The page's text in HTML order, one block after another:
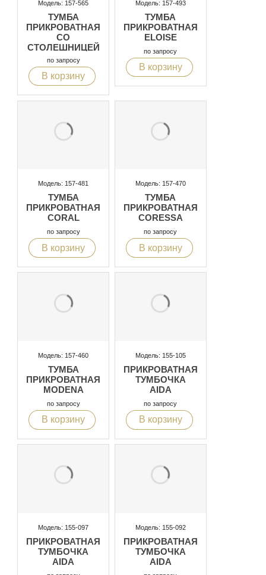
Модель: 157-565
ТУМБА
ПРИКРОВАТНАЯ
СО
СТОЛЕШНИЦЕЙ
ИЗ СТЕКЛА С
ЭФФЕКТОМ
МРАМОРА, С
ПОДСВЕТКОЙ
по запросу
В корзину
Модель: 157-493
ТУМБА
ПРИКРОВАТНАЯ
ELOISE
по запросу
В корзину
Модель: 157-481
ТУМБА
ПРИКРОВАТНАЯ
CORAL
по запросу
В корзину
Модель: 157-470
ТУМБА
ПРИКРОВАТНАЯ
CORESSA
по запросу
В корзину
Модель: 157-460
ТУМБА
ПРИКРОВАТНАЯ
MODENA
по запросу
В корзину
Модель: 155-105
ПРИКРОВАТНАЯ
ТУМБОЧКА
AIDA
по запросу
В корзину
Модель: 155-097
ПРИКРОВАТНАЯ
ТУМБОЧКА
AIDA
Модель: 155-092
ПРИКРОВАТНАЯ
ТУМБОЧКА
AIDA